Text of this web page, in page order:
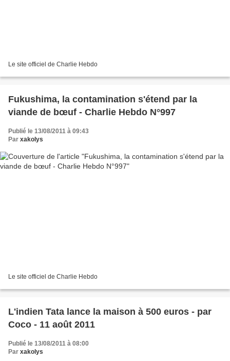
Le site officiel de Charlie Hebdo
Fukushima, la contamination s'étend par la
viande de bœuf - Charlie Hebdo N°997
Publié le 13/08/2011 à 09:43
Par xakolys
Le site officiel de Charlie Hebdo
L'indien Tata lance la maison à 500 euros - par
Coco - 11 août 2011
Publié le 13/08/2011 à 08:00
Par xakolys